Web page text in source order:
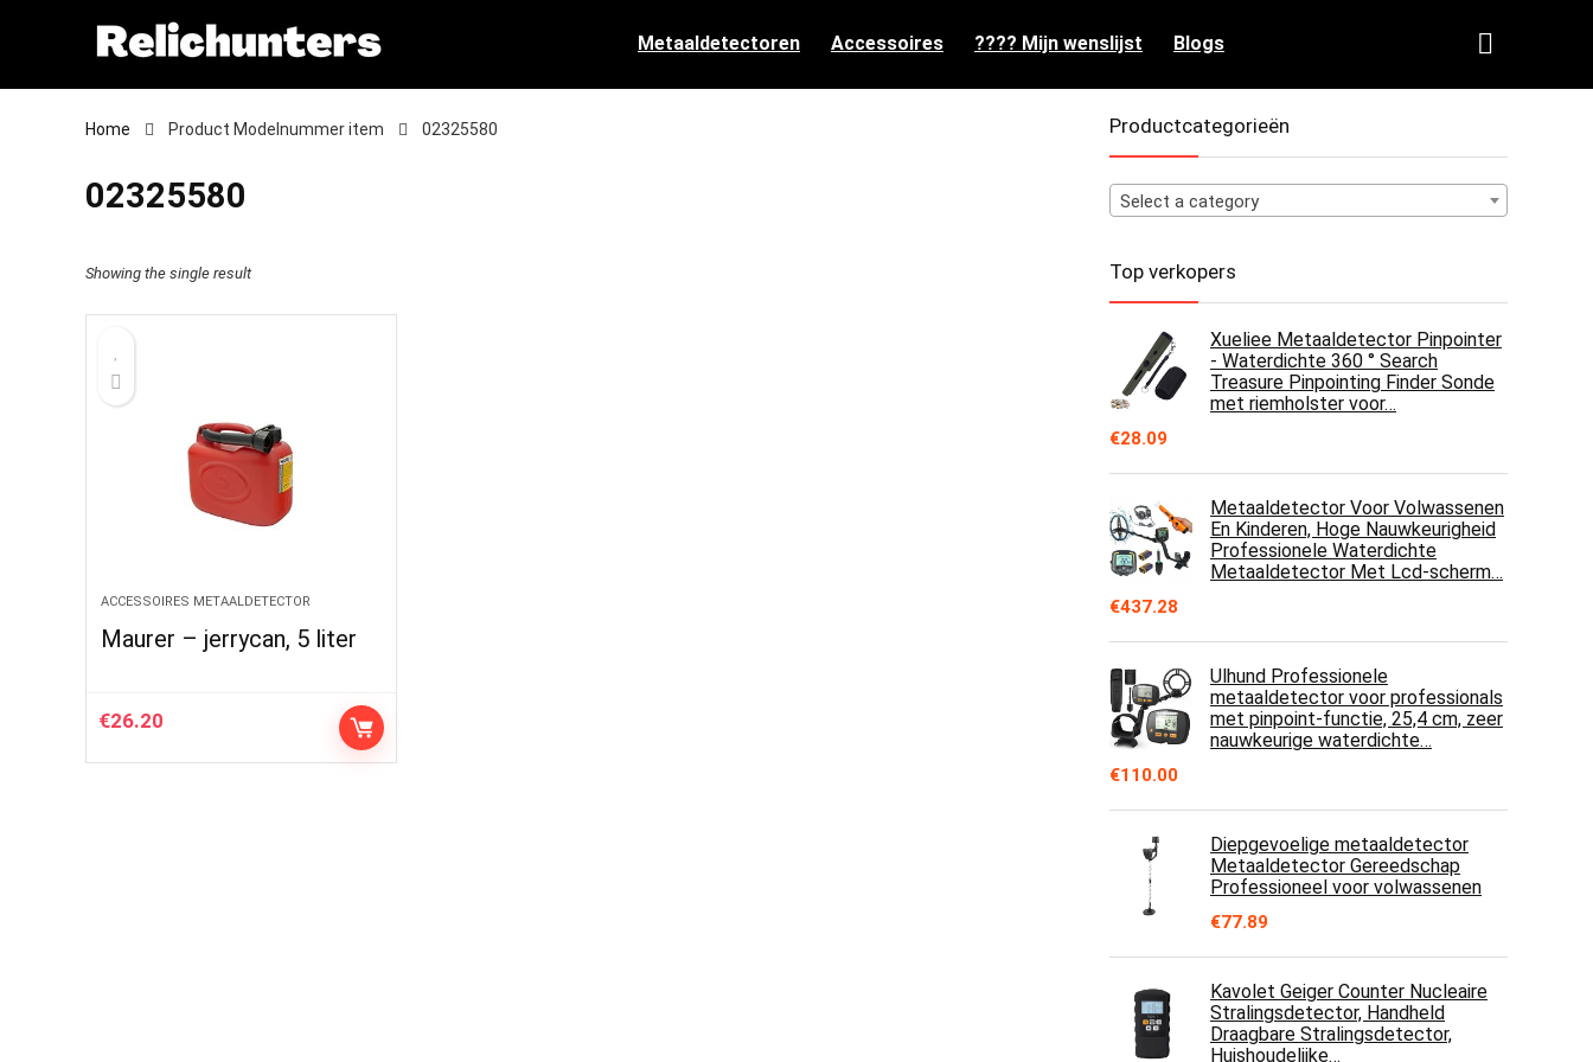
Metaaldetectoren Accessoires ???? Mijn wenslijst Blogs
Home Product Modelnummer item ‎02325580
‎02325580
Showing the single result
ACCESSOIRES METAALDETECTOR
Maurer – jerrycan, 5 liter
€26.20
Productcategorieën
Select a category
Top verkopers
Xueliee Metaaldetector Pinpointer
- Waterdichte 360 ° Search
Treasure Pinpointing Finder Sonde
met riemholster voor…
€28.09
Metaaldetector Voor Volwassenen
En Kinderen, Hoge Nauwkeurigheid
Professionele Waterdichte
Metaaldetector Met Lcd-scherm…
€437.28
Ulhund Professionele
metaaldetector voor professionals
met pinpoint-functie, 25,4 cm, zeer
nauwkeurige waterdichte…
€110.00
Diepgevoelige metaaldetector
Metaaldetector Gereedschap
Professioneel voor volwassenen
€77.89
Kavolet Geiger Counter Nucleaire
Stralingsdetector, Handheld
Draagbare Stralingsdetector,
Huishoudelijke…